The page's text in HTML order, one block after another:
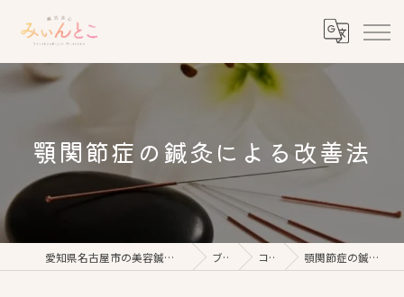
顎関節症の鍼灸による改善法
愛知県名古屋市の美容鍼なら鍼灸美心みぃんとこ ブログ コラム 顎関節症の鍼灸による改善法